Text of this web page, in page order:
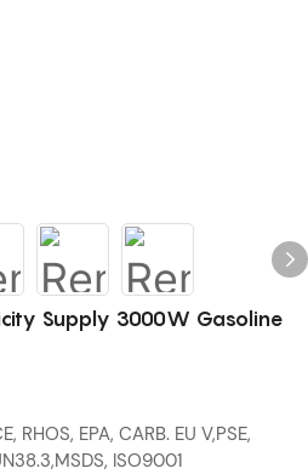
Supply 3000W Gasoline
RHOS, EPA, CARB. EU V,PSE,
ISO9001